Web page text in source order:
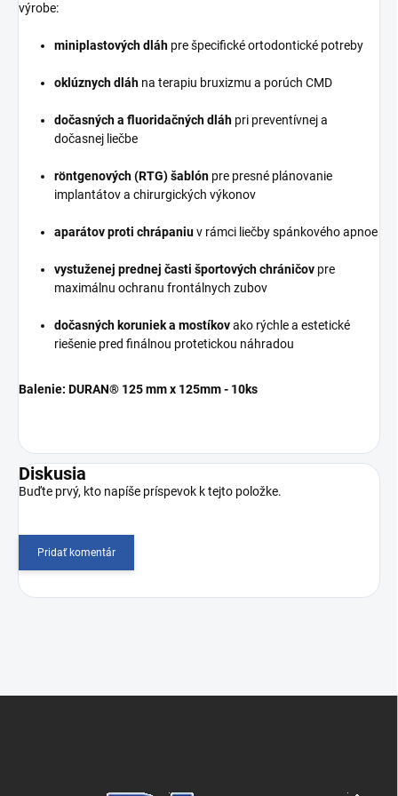
výrobe:
miniplastových dláh pre špecifické ortodontické potreby
oklúznych dláh na terapiu bruxizmu a porúch CMD
dočasných a fluoridačných dláh pri preventívnej a
dočasnej liečbe
röntgenových (RTG) šablón pre presné plánovanie
implantátov a chirurgických výkonov
aparátov proti chrápaniuv rámci liečby spánkového apnoe
vystuženej prednej časti športových chráničov pre
maximálnu ochranu frontálnych zubov
dočasných koruniek a mostíkovako rýchle a estetické
riešenie pred finálnou protetickou náhradou
Balenie: DURAN® 125 mm x 125mm - 10ks
Diskusia
Buďte prvý, kto napíše príspevok k tejto položke.
Pridať komentár